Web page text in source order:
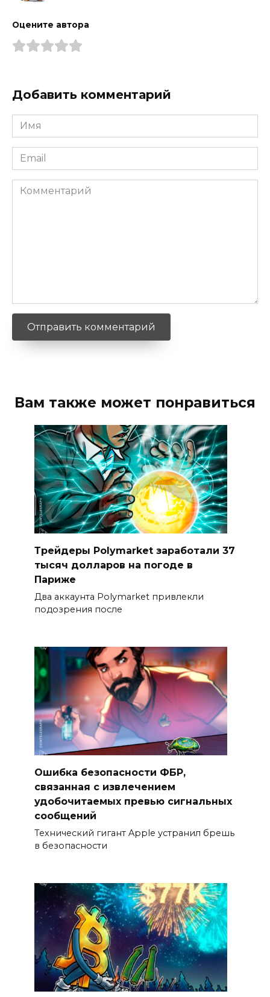
Оцените автора
Добавить комментарий
Имя
*
Email
*
Комментарий
Вам также может понравиться
Трейдеры Polymarket заработали 37
тысяч долларов на погоде в
Париже
Два аккаунта Polymarket привлекли
подозрения после
Ошибка безопасности ФБР,
связанная с извлечением
удобочитаемых превью сигнальных
сообщений
Технический гигант Apple устранил брешь
в безопасности